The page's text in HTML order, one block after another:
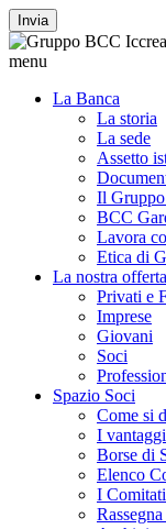
Invia
menu
La Banca
La storia
La sede
Assetto
Il
BCC
Lavora
Etica di
La nostra offerta
Privati e
Imprese
Giovani
Soci
Spazio Soci
Come si
I
Borse di
Elenco
I